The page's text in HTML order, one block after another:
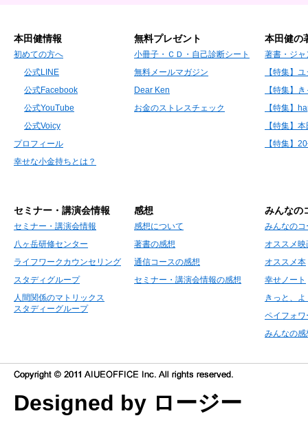
本田健情報
初めての方へ
公式LINE
公式Facebook
公式YouTube
公式Voicy
プロフィール
幸せな小金持ちとは？
無料プレゼント
小冊子・ＣＤ・自己診断シート
無料メールマガジン
Dear Ken
お金のストレスチェック
本田健の
著書・ジャ
【特集】
【特集】
【特集】
【特集】
【特集】
セミナー・講演会情報
セミナー・講演会情報
八ヶ岳研修センター
ライフワークカウンセリング
スタディグループ
人間関係のマトリックス
スタディーグループ
感想
感想について
著書の感想
通信コースの感想
セミナー・講演会情報の感想
みんなの
みんなの
オススメ映
オススメ本
幸せノート
きっと、
ペイフォワ
みんなの感
Designed by ロージー